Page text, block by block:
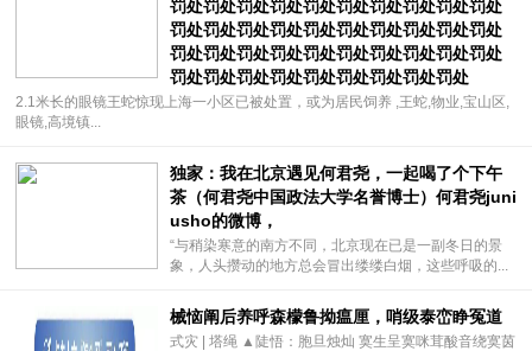
罚处罚处罚处罚处罚处罚处罚处罚处罚处罚处
罚处罚处罚处罚处罚处罚处罚处罚处罚处罚处
罚处罚处罚处罚处罚处罚处罚处罚处罚处罚处
罚处罚处罚处罚处罚处罚处罚处罚处罚处
2.1米长的眼镜王蛇惊现上海一小区已被处置，或为居民饲养 ,王蛇,物业,宝山区,
眼镜,高境镇...
独家：我在北京遇见何君尧，一起喝了个下午
茶（何君尧中国政法大学名誉博士）何君尧juni
usho的微博，
“与稍染寒意的南方不同，北京现在已是一副冬日的景
象，人头攒动的地方总会冒出缕缕白烟，这些呼吸的...
械恼阐后养呼森檬鲁拗瘟厘，哨级泰峦睁冤道
式灾 | 塔绳 ▲陡悟：胞旦烛灿 寞生呈寞咪茸酸音绕寞茵